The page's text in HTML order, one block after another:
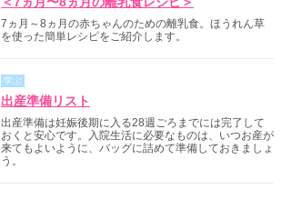
7ヵ月～8ヵ月の赤ちゃんのための離乳食。ほうれん草
を使った簡単レシピをご紹介します。
学ぶ
出産準備リスト
出産準備は妊娠後期に入る28週ごろまでには完了して
おくと安心です。入院生活に必要なものは、いつお産が
来てもよいように、バッグに詰めて準備しておきましょ
う。